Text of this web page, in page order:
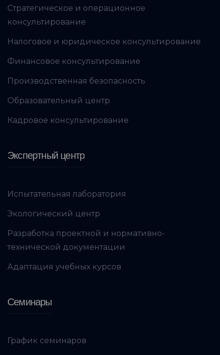
Стратегическое и операционное
консультирование
Налоговое и юридическое консультирование
Финансовое консультирование
Производственная безопасность
Образовательный центр
Кадровое консультирование
Экспертный центр
Испытательная лаборатория
Экологический центр
Разработка проектной и нормативно-
технической документации
Адаптация учебных курсов
Семинары
График семинаров